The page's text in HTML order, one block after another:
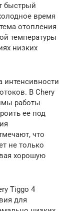
быстрый
время
отопления
температуры
низких
интенсивности
В Chery
работы
ее под
что
не только
хорошую
Tiggo 4
для